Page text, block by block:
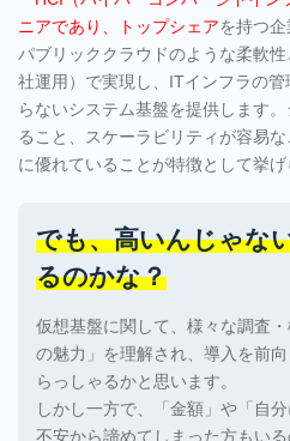
ニアであり、トップシェアを持つ企
パブリッククラウドのような柔軟
社運用）で実現し、ITインフラの
らないシステム基盤を提供します
ること、スケーラビリティが容易
に優れていることが特徴として挙げ
でも、高いんじゃな
るのかな？
仮想基盤に関して、様々な調査
の魅力」を理解され、導入を前
らっしゃるかと思います。
しかし一方で、「金額」や「自
不安から諦めてしまった方もいる